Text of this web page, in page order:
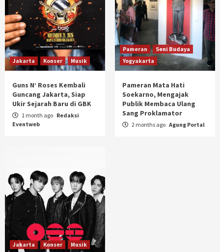
Jakarta Konser Musik
Guns N’ Roses Kembali
Guncang Jakarta, Siap
Ukir Sejarah Baru di GBK
1 month ago Redaksi
Eventweb
Pameran
Seni Budaya
Yogyakarta
Pameran Mata Hati
Soekarno, Mengajak
Publik Membaca Ulang
Sang Proklamator
2 months ago Agung Portal
Jakarta Konser Musik